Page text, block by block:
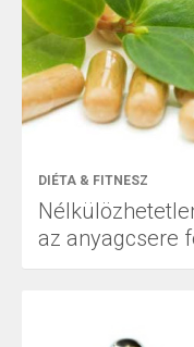
DIÉTA & FITNESZ
az anyagcsere